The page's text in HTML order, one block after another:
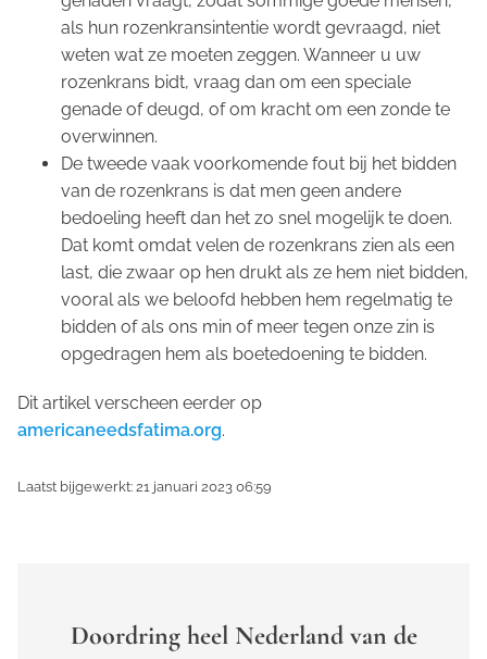
als hun rozenkransintentie wordt gevraagd, niet
weten wat ze moeten zeggen. Wanneer u uw
rozenkrans bidt, vraag dan om een speciale
genade of deugd, of om kracht om een zonde te
overwinnen.
De tweede vaak voorkomende fout bij het bidden
van de rozenkrans is dat men geen andere
bedoeling heeft dan het zo snel mogelijk te doen.
Dat komt omdat velen de rozenkrans zien als een
last, die zwaar op hen drukt als ze hem niet bidden,
vooral als we beloofd hebben hem regelmatig te
bidden of als ons min of meer tegen onze zin is
opgedragen hem als boetedoening te bidden.
Dit artikel verscheen eerder op
americaneedsfatima.org.
Laatst bijgewerkt: 21 januari 2023 06:59
Doordring heel Nederland van de